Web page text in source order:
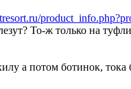
То-ж только на
а потом ботинок,